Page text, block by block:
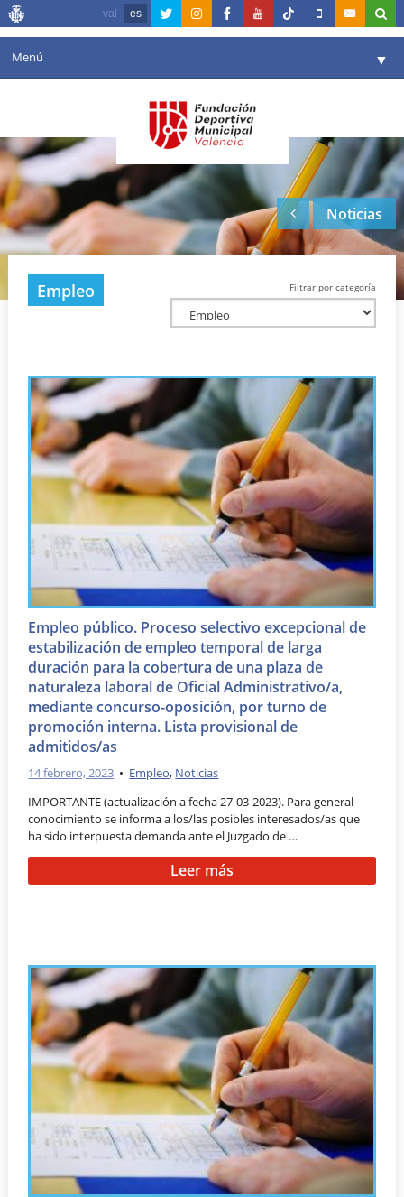
val es
Menú ▼
Agenda
Instalaciones ▼
Comunicación ▼
Valencia en deporte
Portal de Transparencia
Noticias
Empleo Filtrar por categoría
Empleo público. Proceso selectivo excepcional de
estabilización de empleo temporal de larga
duración para la cobertura de una plaza de
naturaleza laboral de Oficial Administrativo/a,
mediante concurso-oposición, por turno de
promoción interna. Lista provisional de
admitidos/as
14 febrero, 2023 • Empleo, Noticias
IMPORTANTE (actualización a fecha 27-03-2023). Para general
conocimiento se informa a los/las posibles interesados/as que
ha sido interpuesta demanda ante el Juzgado de …
Leer más